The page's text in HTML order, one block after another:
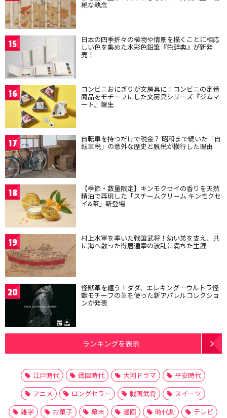
絶な執念
15 日本の四季折々の植物や情景を描くことに相応
しい色を集めた水彩色鉛筆『色辞典』が新発
売！
16 コンビニおにぎりが文房具に！コンビニの定番
商品をモチーフにした文房具シリーズ『ジムマ
ート』誕生
17 自転車を持つだけで税金？ 昭和まで続いた「自
転車税」の意外な歴史と脱税が横行した理由
18 【季節・数量限定】キンモクセイの香りを天然
精油で再現した「スチームクリーム キンモクセ
イ&茶」新登場
19 村上水軍を率いた戦国武将！幼い弟を支え、共
に海へ散った得居通幸の波乱に満ちた生涯
20 怪獣革を纏う！ダダ、エレキング…ウルトラ怪
獣モチーフの革を使った新アパレルコレクショ
ンが発表
ランキングを表示
江戸時代 戦国時代 大河ドラマ
平安時代
アニメ
ロングセラー 戦国武将
スイーツ
雑学
お菓子 幕末 漫画 時代劇
テレビ